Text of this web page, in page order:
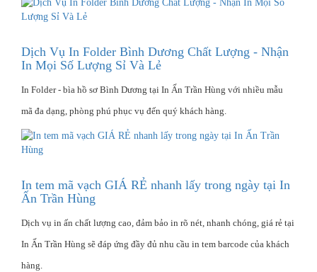
Dịch Vụ In Folder Bình Dương Chất Lượng - Nhận
In Mọi Số Lượng Sỉ Và Lẻ
In Folder - bìa hồ sơ Bình Dương tại In Ấn Trần Hùng với nhiều mẫu
mã đa dạng, phòng phú phục vụ đến quý khách hàng.
In tem mã vạch GIÁ RẺ nhanh lấy trong ngày tại In
Ấn Trần Hùng
Dịch vụ in ấn chất lượng cao, đảm bảo in rõ nét, nhanh chóng, giá rẻ tại
In Ấn Trần Hùng sẽ đáp ứng đầy đủ nhu cầu in tem barcode của khách
hàng.